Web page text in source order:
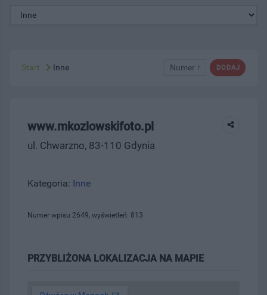
DODAJ
Numer ↑
Start Inne
www.mkozlowskifoto.pl
ul. Chwarzno, 83-110 Gdynia
Kategoria: Inne
Numer wpisu 2649, wyświetleń: 813
PRZYBLIŻONA LOKALIZACJA NA MAPIE